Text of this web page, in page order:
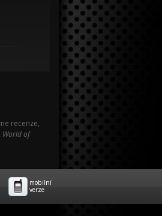
recenze,
World of
mobilní
verze